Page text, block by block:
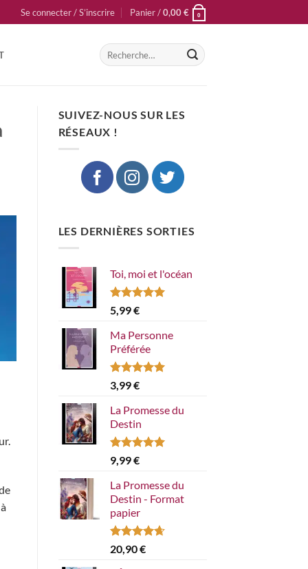
Se connecter / S’inscrire Panier /0,00€ 0
Recherche
pour :
SUIVEZ-NOUS SUR LES
RÉSEAUX !
LES DERNIÈRES SORTIES
Toi, moi et l'océan
Note5.00
sur 5
5,99€
Ma Personne
Préférée
Note5.00
sur 5
3,99€
La Promesse du
Destin
Note5.00
sur 5
9,99€
La Promesse du
Destin - Format
papier
Note4.67
sur 5
20,90€